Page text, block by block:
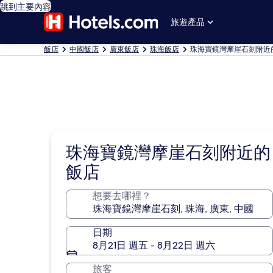
跳到主要內容
旅遊產品
飯店 中國飯店 廣東飯店 珠海飯店 珠海寶鏡灣摩崖石刻附近
珠海寶鏡灣摩崖石刻附近的
飯店
想要去哪裡？
日期
8月21日 週五 - 8月22日 週六
旅客